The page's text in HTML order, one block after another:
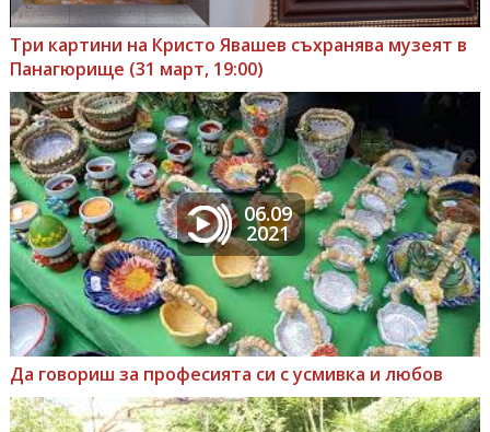
Три картини на Кристо Явашев съхранява музеят в
Панагюрище (31 март, 19:00)
06.09
2021
Да говориш за професията си с усмивка и любов